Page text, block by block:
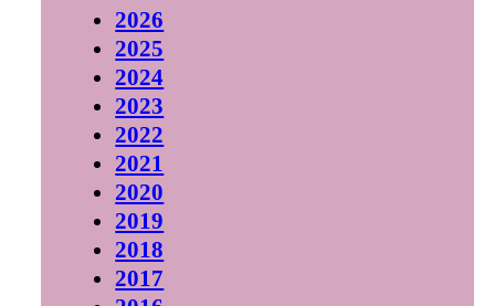
2026
2025
2024
2023
2022
2021
2020
2019
2018
2017